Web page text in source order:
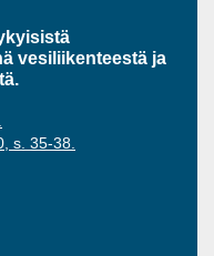
vesiliikenteestä ja
s. 35-38.